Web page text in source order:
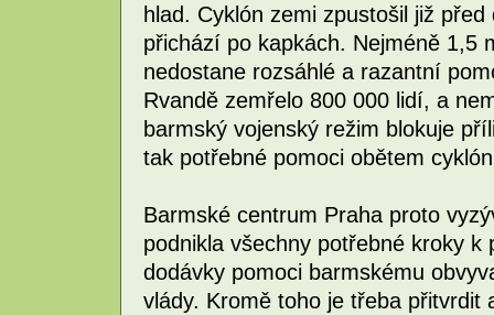
hlad. Cyklón zemi zpustošil již
přichází po kapkách. Nejméně 1,5
nedostane rozsáhlé a razantní
Rvandě zemřelo 800 000 lidí, a
barmský vojenský režim blokuje
tak potřebné pomoci obětem
Barmské centrum Praha proto
podnikla všechny potřebné kroky
dodávky pomoci barmskému
vlády. Kromě toho je třeba přitvrdit